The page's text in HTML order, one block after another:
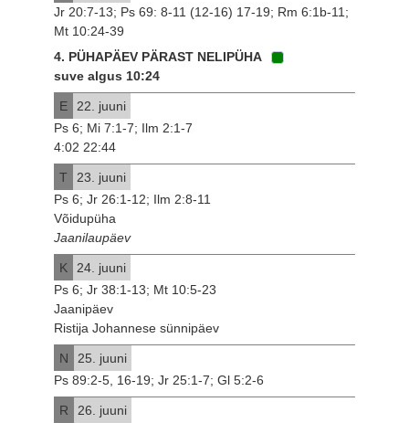
Jr 20:7-13; Ps 69: 8-11 (12-16) 17-19; Rm 6:1b-11;
Mt 10:24-39
4. PÜHAPÄEV PÄRAST NELIPÜHA
suve algus 10:24
E
22. juuni
Ps 6; Mi 7:1-7; Ilm 2:1-7
4:02 22:44
T
23. juuni
Ps 6; Jr 26:1-12; Ilm 2:8-11
Võidupüha
Jaanilaupäev
K
24. juuni
Ps 6; Jr 38:1-13; Mt 10:5-23
Jaanipäev
Ristija Johannese sünnipäev
N
25. juuni
Ps 89:2-5, 16-19; Jr 25:1-7; Gl 5:2-6
R
26. juuni